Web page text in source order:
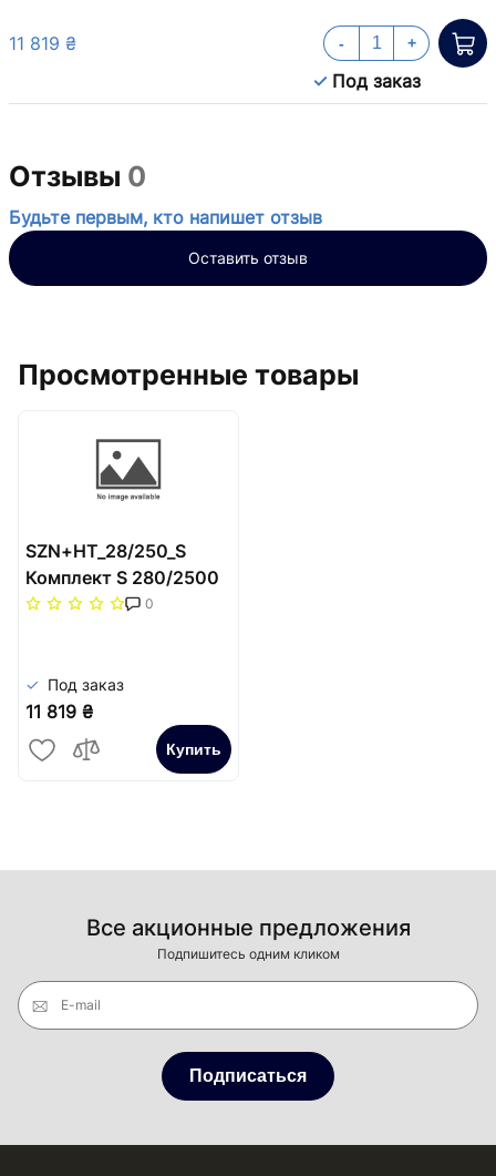
11 819 ₴
Под заказ
- +
Отзывы 0
Будьте первым, кто напишет отзыв
Оставить отзыв
Просмотренные товары
SZN+HT_28/250_S
Комплект S 280/2500
(рамка ZN + решітка
0
Под заказ
11 819 ₴
Купить
Все акционные предложения
Подпишитесь одним кликом
E-mail
Подписаться